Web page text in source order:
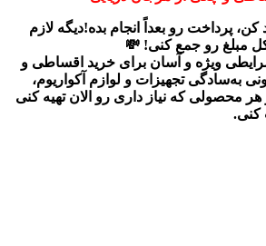
پرداخت رو بعداً انجام بده!دیگه لازم
مبلغ رو جمع کنی! 💸
ویژه و آسان برای خرید اقساطی و
به‌سادگی تجهیزات و لوازم آکواریوم،
و هر محصولی که نیاز داری رو الان تهیه کنی
کنی.